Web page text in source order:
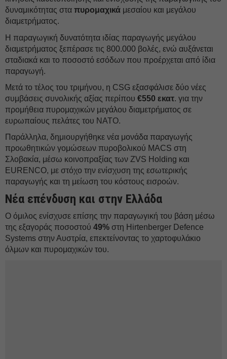
δυναμικότητας στα πυρομαχικά μεσαίου και μεγάλου
διαμετρήματος.
Η παραγωγική δυνατότητα ιδίας παραγωγής μεγάλου
διαμετρήματος ξεπέρασε τις 800.000 βολές, ενώ αυξάνεται
σταδιακά και το ποσοστό εσόδων που προέρχεται από ίδια
παραγωγή.
Μετά το τέλος του τριμήνου, η CSG εξασφάλισε δύο νέες
συμβάσεις συνολικής αξίας περίπου €550 εκατ. για την
προμήθεια πυρομαχικών μεγάλου διαμετρήματος σε
ευρωπαίους πελάτες του ΝΑΤΟ.
Παράλληλα, δημιουργήθηκε νέα μονάδα παραγωγής
προωθητικών γομώσεων πυροβολικού MACS στη
Σλοβακία, μέσω κοινοπραξίας των ZVS Holding και
EURENCO, με στόχο την ενίσχυση της εσωτερικής
παραγωγής και τη μείωση του κόστους εισροών.
Νέα επένδυση και στην Ελλάδα
Ο όμιλος ενίσχυσε επίσης την παραγωγική του βάση μέσω
της εξαγοράς ποσοστού 49% στη Hirtenberger Defence
Systems στην Αυστρία, επεκτείνοντας το χαρτοφυλάκιο
όλμων και πυρομαχικών του.